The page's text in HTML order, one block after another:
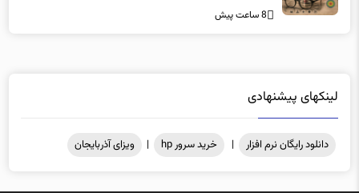
می‌کنند؟
8 ساعت پیش
لینکهای پیشنهادی
دانلود رایگان نرم افزار | خرید سرور hp | ویزای آذربایجان